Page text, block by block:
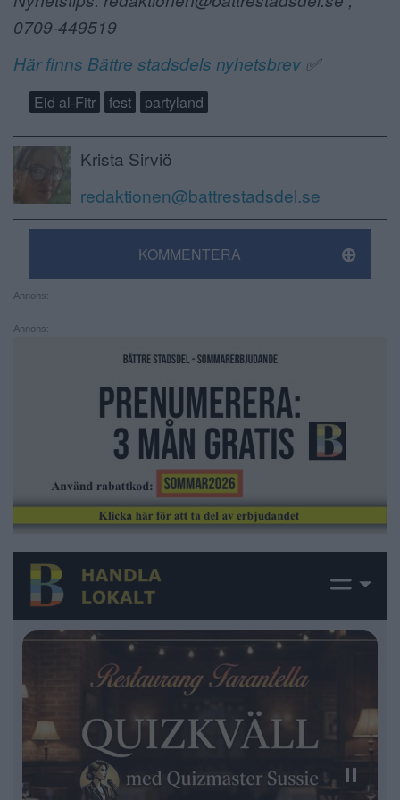
0709-449519
Här finns Bättre stadsdels nyhetsbrev ✅
Eid al-Fitr fest partyland
Krista Sirviö
redaktionen@battrestadsdel.se
KOMMENTERA
Annons:
Annons: